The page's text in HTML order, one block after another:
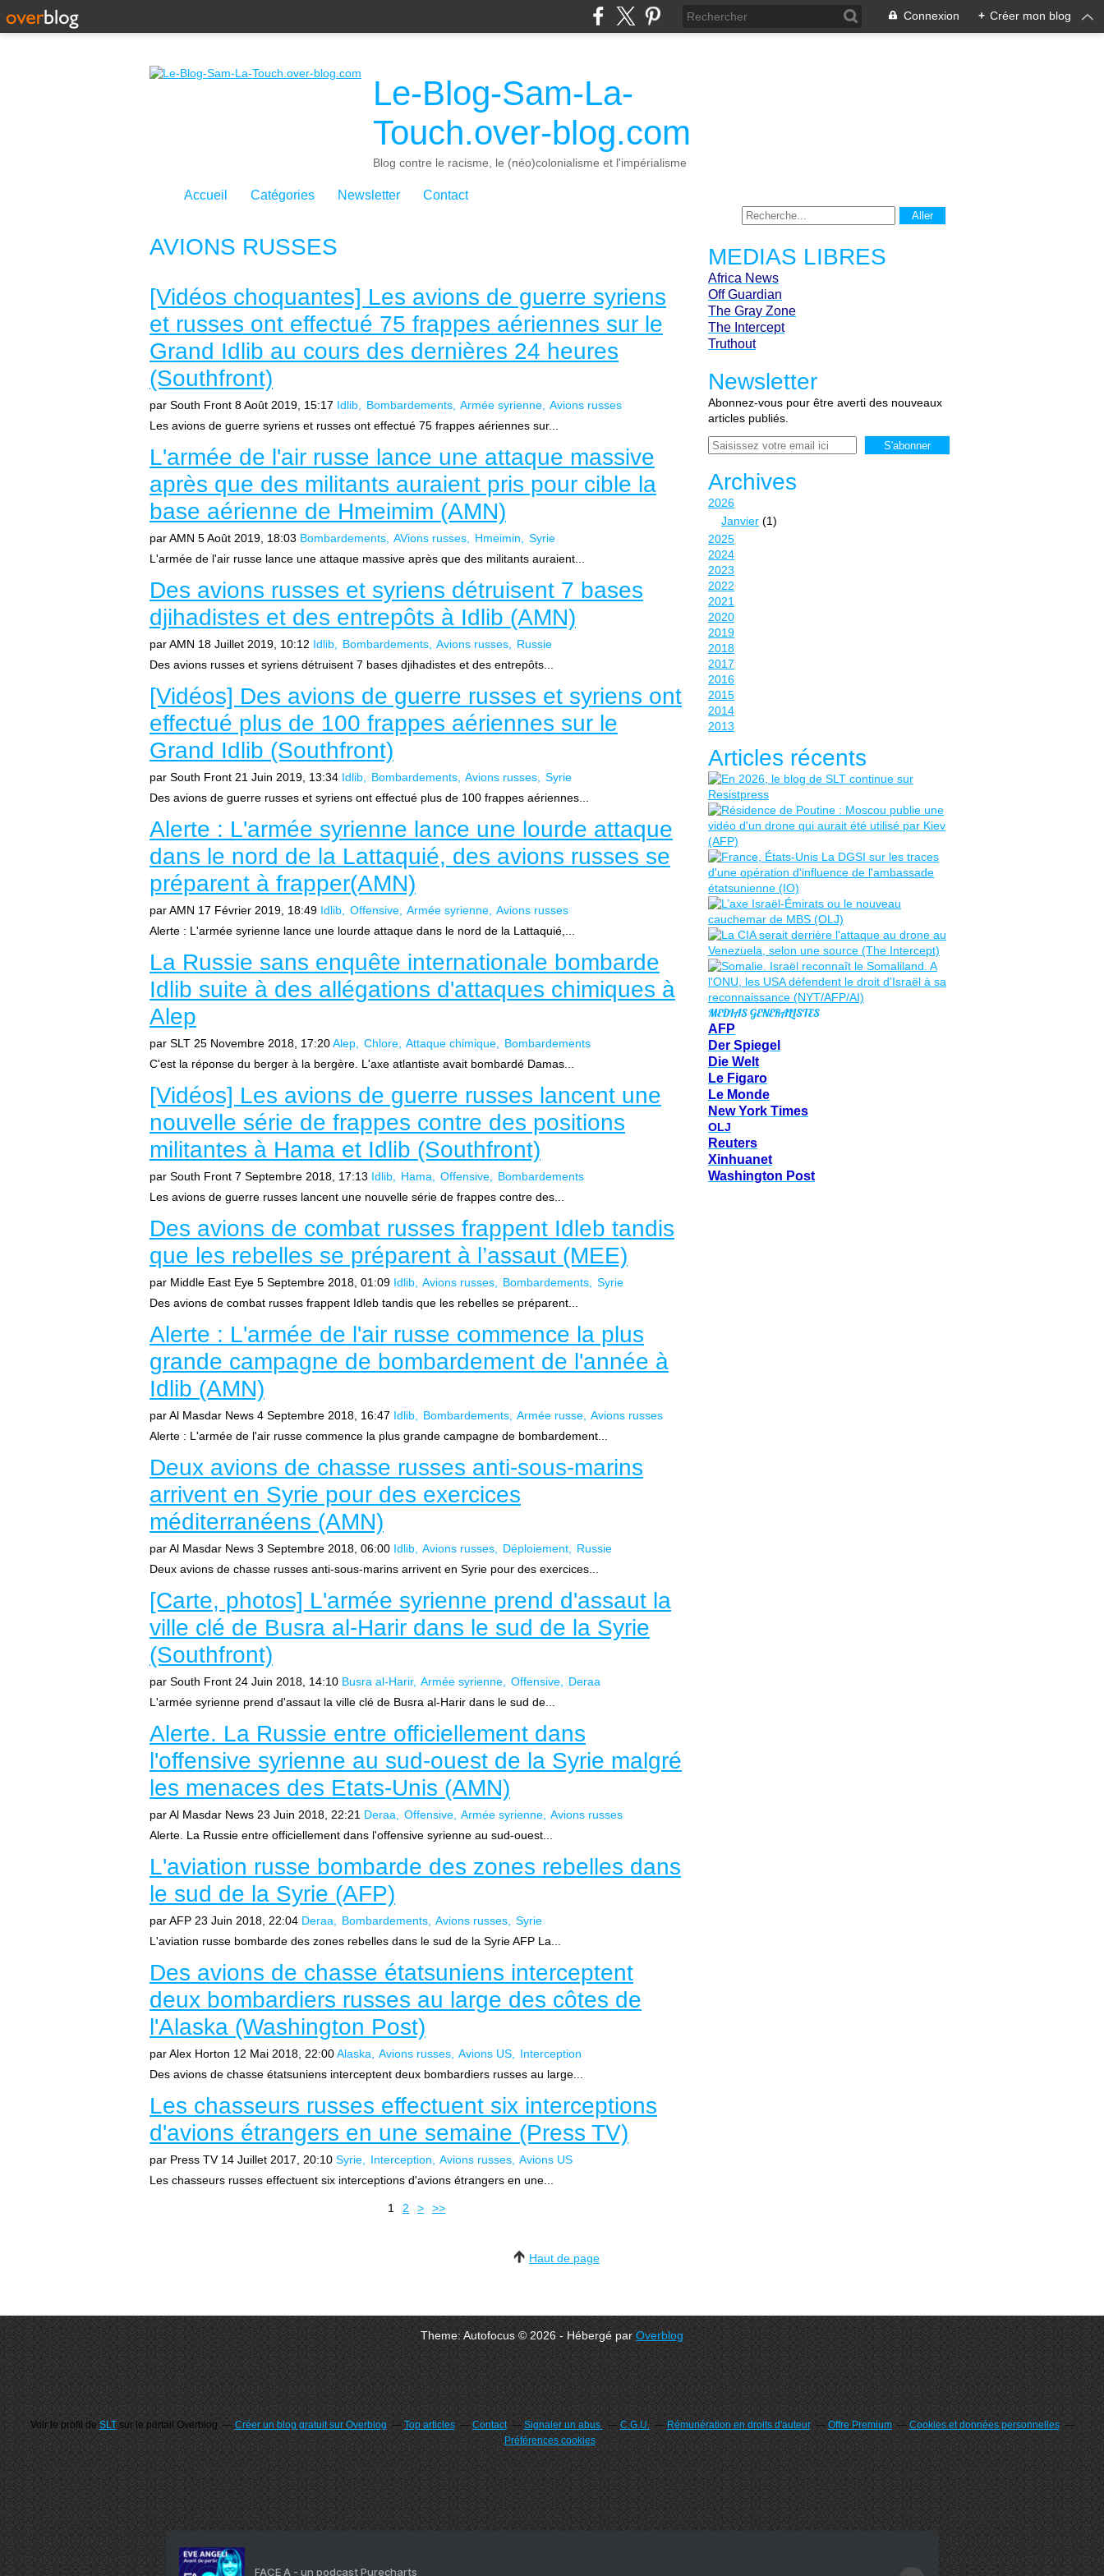
Connexion + Créer mon blog
Le-Blog-Sam-La-
Touch.over-blog.com
Blog contre le racisme, le (néo)colonialisme et l'impérialisme
Accueil Catégories Newsletter Contact
AVIONS RUSSES
[Vidéos choquantes] Les avions de guerre syriens
et russes ont effectué 75 frappes aériennes sur le
Grand Idlib au cours des dernières 24 heures
(Southfront)
par South Front 8 Août 2019, 15:17 Idlib Bombardements Armée syrienne Avions russes
Les avions de guerre syriens et russes ont effectué 75 frappes aériennes sur...
L'armée de l'air russe lance une attaque massive
après que des militants auraient pris pour cible la
base aérienne de Hmeimim (AMN)
par AMN 5 Août 2019, 18:03 Bombardements AVions russes Hmeimin
Syrie
L'armée de l'air russe lance une attaque massive après que des militants auraient...
Des avions russes et syriens détruisent 7 bases
djihadistes et des entrepôts à Idlib (AMN)
par AMN 18 Juillet 2019, 10:12 Idlib Bombardements Avions russes
Russie
Des avions russes et syriens détruisent 7 bases djihadistes et des entrepôts...
[Vidéos] Des avions de guerre russes et syriens ont
effectué plus de 100 frappes aériennes sur le
Grand Idlib (Southfront)
par South Front 21 Juin 2019, 13:34 Idlib Bombardements Avions russes
Syrie
Des avions de guerre russes et syriens ont effectué plus de 100 frappes aériennes...
Alerte : L'armée syrienne lance une lourde attaque
dans le nord de la Lattaquié, des avions russes se
préparent à frapper(AMN)
par AMN 17 Février 2019, 18:49 Idlib Offensive Armée syrienne Avions russes
Alerte : L'armée syrienne lance une lourde attaque dans le nord de la Lattaquié,...
La Russie sans enquête internationale bombarde
Idlib suite à des allégations d'attaques chimiques à
Alep
par SLT 25 Novembre 2018, 17:20Alep Chlore Attaque chimique
Bombardements
C'est la réponse du berger à la bergère. L'axe atlantiste avait bombardé Damas...
[Vidéos] Les avions de guerre russes lancent une
nouvelle série de frappes contre des positions
militantes à Hama et Idlib (Southfront)
par South Front 7 Septembre 2018, 17:13 Idlib Hama Offensive
Bombardements
Les avions de guerre russes lancent une nouvelle série de frappes contre des...
Des avions de combat russes frappent Idleb tandis
que les rebelles se préparent à l’assaut (MEE)
par Middle East Eye 5 Septembre 2018, 01:09 Idlib Avions russes Bombardements
Syrie
Des avions de combat russes frappent Idleb tandis que les rebelles se préparent...
Alerte : L'armée de l'air russe commence la plus
grande campagne de bombardement de l'année à
Idlib (AMN)
par Al Masdar News 4 Septembre 2018, 16:47 Idlib Bombardements Armée russe Avions russes
Alerte : L'armée de l'air russe commence la plus grande campagne de bombardement...
Deux avions de chasse russes anti-sous-marins
arrivent en Syrie pour des exercices
méditerranéens (AMN)
par Al Masdar News 3 Septembre 2018, 06:00 Idlib Avions russes Déploiement
Russie
Deux avions de chasse russes anti-sous-marins arrivent en Syrie pour des exercices...
[Carte, photos] L'armée syrienne prend d'assaut la
ville clé de Busra al-Harir dans le sud de la Syrie
(Southfront)
par South Front 24 Juin 2018, 14:10 Busra al-Harir Armée syrienne Offensive
Deraa
L'armée syrienne prend d'assaut la ville clé de Busra al-Harir dans le sud de...
Alerte. La Russie entre officiellement dans
l'offensive syrienne au sud-ouest de la Syrie malgré
les menaces des Etats-Unis (AMN)
par Al Masdar News 23 Juin 2018, 22:21 Deraa Offensive Armée syrienne Avions russes
Alerte. La Russie entre officiellement dans l'offensive syrienne au sud-ouest...
L'aviation russe bombarde des zones rebelles dans
le sud de la Syrie (AFP)
par AFP 23 Juin 2018, 22:04 Deraa Bombardements Avions russes
Syrie
L'aviation russe bombarde des zones rebelles dans le sud de la Syrie AFP La...
Des avions de chasse étatsuniens interceptent
deux bombardiers russes au large des côtes de
l'Alaska (Washington Post)
par Alex Horton 12 Mai 2018, 22:00Alaska Avions russes Avions US
Interception
Des avions de chasse étatsuniens interceptent deux bombardiers russes au large...
Les chasseurs russes effectuent six interceptions
d'avions étrangers en une semaine (Press TV)
par Press TV 14 Juillet 2017, 20:10 Syrie Interception Avions russes Avions US
Les chasseurs russes effectuent six interceptions d'avions étrangers en une...
1 2 > >>
MEDIAS LIBRES
Africa News
Off Guardian
The Gray Zone
The Intercept
Truthout
Newsletter
Abonnez-vous pour être averti des nouveaux
articles publiés.
Email
Archives
2026
Janvier (1)
2025
2024
2023
2022
2021
2020
2019
2018
2017
2016
2015
2014
2013
Articles récents
MEDIAS GENERALISTES
AFP
Der Spiegel
Die Welt
Le Figaro
Le Monde
New York Times
OLJ
Reuters
Xinhuanet
Washington Post
Haut de page
Theme: Autofocus © 2026 - Hébergé parOverblog
Voir le profil deSLTsur le portail Overblog Créer un blog gratuit sur Overblog Top articles Contact Signaler un abus C.G.U. Rémunération en droits d'auteur Offre Premium
Cookies et données personnelles
Préférences cookies
FACE A - un podcast Purecharts